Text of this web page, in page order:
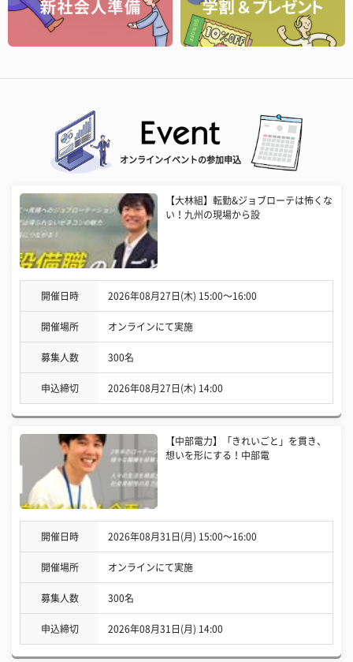
オンラインイベントの参加申込
【大林組】転勤&ジョブローテは怖くな
い！九州の現場から設
開催日時 2026年08月27日(木) 15:00〜16:00
開催場所 オンラインにて実施
募集人数 300名
申込締切 2026年08月27日(木) 14:00
【中部電力】「きれいごと」を貫き、
想いを形にする！中部電
開催日時 2026年08月31日(月) 15:00〜16:00
開催場所 オンラインにて実施
募集人数 300名
申込締切 2026年08月31日(月) 14:00